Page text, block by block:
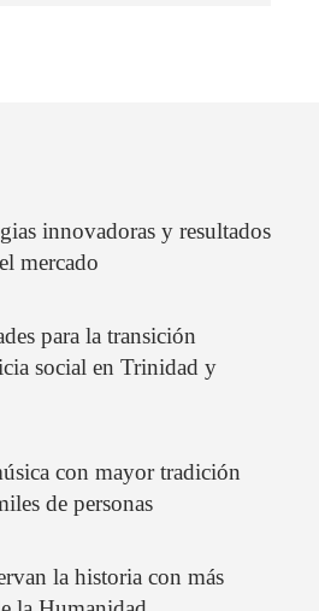
innovadoras y resultados
mercado
para la transición
social en Trinidad y
con mayor tradición
de personas
la historia con más